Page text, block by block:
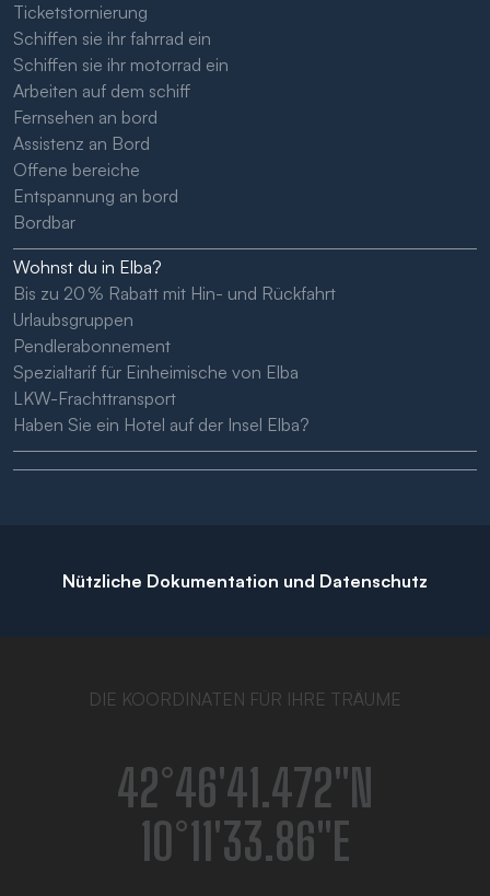
Ticketstornierung
Schiffen sie ihr fahrrad ein
Schiffen sie ihr motorrad ein
Arbeiten auf dem schiff
Fernsehen an bord
Assistenz an Bord
Offene bereiche
Entspannung an bord
Bordbar
Wohnst du in Elba?
Bis zu 20 % Rabatt mit Hin- und Rückfahrt
Urlaubsgruppen
Pendlerabonnement
Spezialtarif für Einheimische von Elba
LKW-Frachttransport
Haben Sie ein Hotel auf der Insel Elba?
Nützliche Dokumentation und Datenschutz
DIE KOORDINATEN FÜR IHRE TRÄUME
42°46′41.472″N
10°11′33.86″E